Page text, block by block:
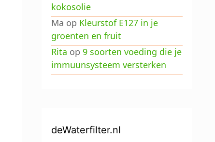
kokosolie
Ma op Kleurstof E127 in je
groenten en fruit
Rita op 9 soorten voeding die je
immuunsysteem versterken
deWaterfilter.nl